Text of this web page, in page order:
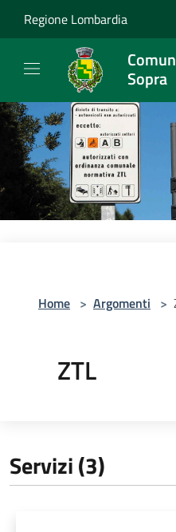
Regione Lombardia
Sopra
Home > Argomenti >
ZTL
Servizi (3)